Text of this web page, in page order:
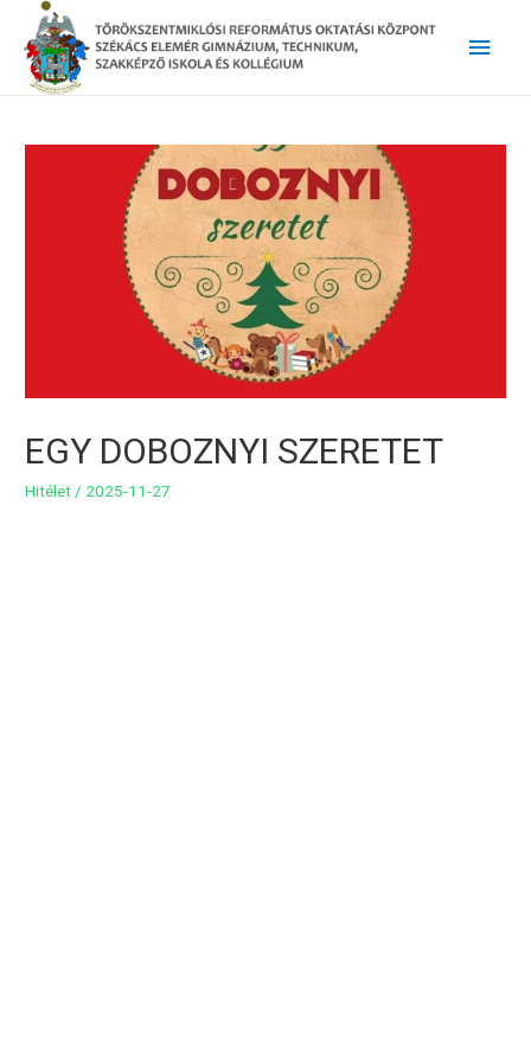
Main
EGY DOBOZNYI SZERETET
Hitélet / 2025-11-27